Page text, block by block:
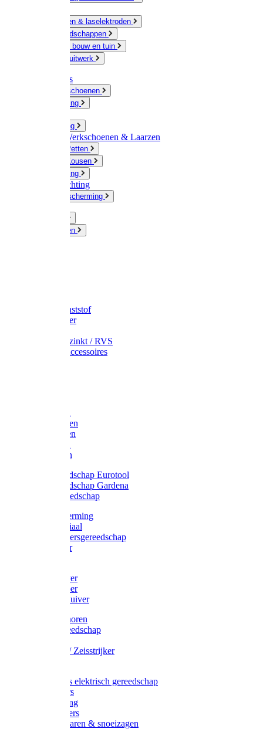
Slijpschijven & laselektroden
Handgereedschappen
IJzerwaren bouw en tuin
Hang en sluitwerk
Disposables
Werkhandschoenen
Regenkleding
Werkkleding
Wandel-/ Werkschoenen & Laarzen
Hoeden / Petten
Sokken / Kousen
Winterkleding
Winkelinrichting
Gelaatsbescherming
Knaagdieren
Emmer kunststof
Schepemmer
Emmer verzinkt / RVS
Regenton accessoires
Gazonharken
Asfaltharken
Hooiharken
Handgereedschap Eurotool
Handgereedschap Gardena
Kindergereedschap
Kniebescherming
Afzetmateriaal
Stratenmakersgereedschap
Straathamer
Mestschuiver
Mestschraper
Sneeuwschuiver
Zeis toebehoren
Baggergereedschap
Wetstenen / Zeisstrijker
Accessoires elektrisch gereedschap
Grasmaaiers
Tuinreiniging
Robotmaaiers
Heggenscharen & snoeizagen